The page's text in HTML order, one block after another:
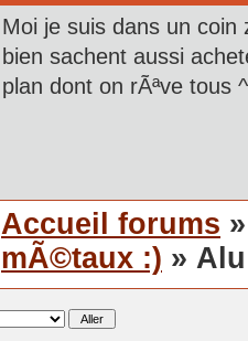
Moi je suis dans un
bien sachent aussi
plan dont on rÃªve tous
Accueil forums
mÃ©taux :) »